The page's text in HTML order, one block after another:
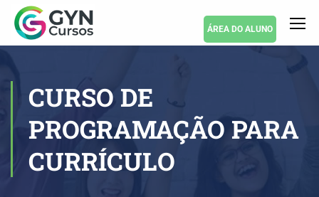
ÁREA DO ALUNO
CURSO DE
PROGRAMAÇÃO PARA
CURRÍCULO